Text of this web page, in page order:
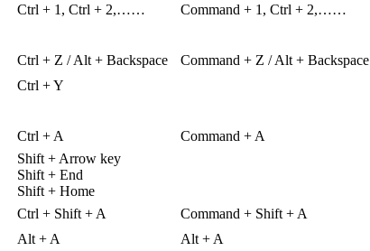
Ctrl + 1, Ctrl + 2,……
Command + 1, Ctrl + 2,……
Ctrl + Z / Alt + Backspace
Command + Z / Alt + Backspace
Ctrl + Y
Ctrl + A Command + A
Shift + Arrow key
Shift + End
Shift + Home
Ctrl + Shift + A
Command + Shift + A
Alt + A
Alt + A